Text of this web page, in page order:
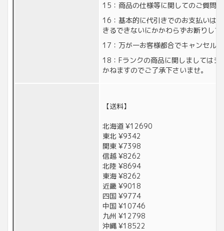
15：商品の仕様等に関してのご質問
16：基本的に代引きでのお支払いは
きるできないにかかわらずお断りし
17：万が一お客様都合でキャンセル
18：Fランクの商品に関しましては
かねますのでご了承下さいませ。
【送料】
北海道 ¥12690
東北 ¥9342
関東 ¥7398
信越 ¥8262
北陸 ¥8694
東海 ¥8262
近畿 ¥9018
四国 ¥9774
中国 ¥10746
九州 ¥12798
沖縄 ¥18522